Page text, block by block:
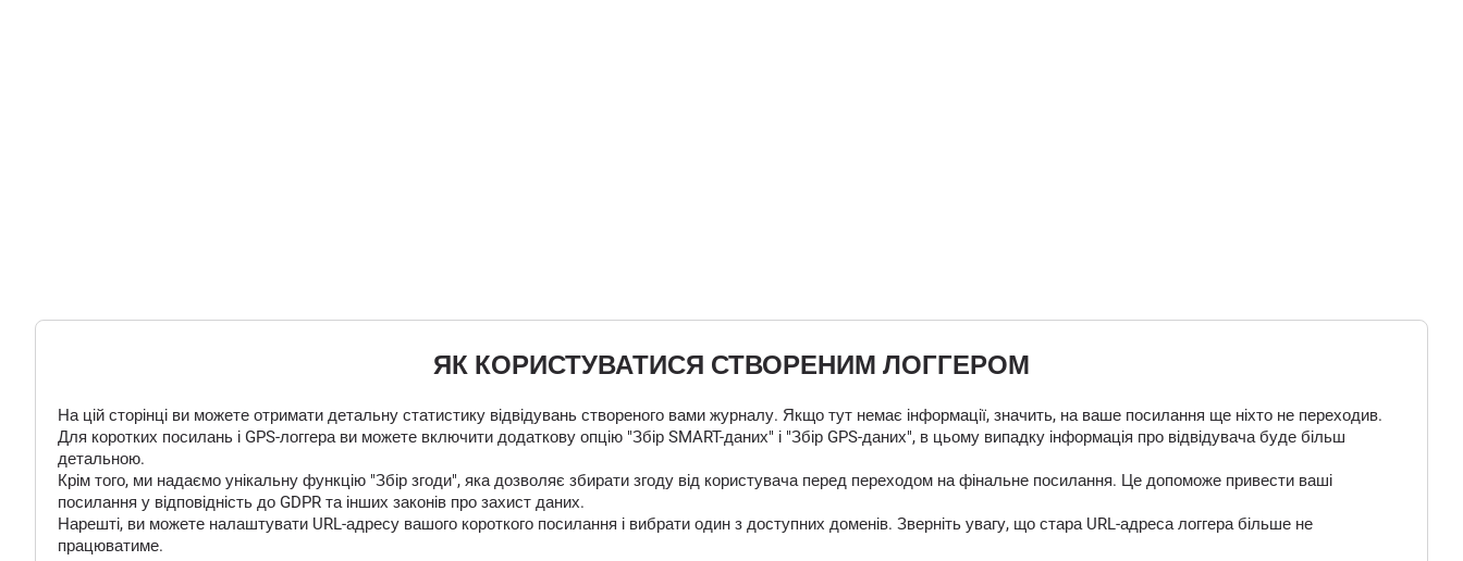
ЯК КОРИСТУВАТИСЯ СТВОРЕНИМ ЛОГГЕРОМ
На цій сторінці ви можете отримати детальну статистику відвідувань створеного вами журналу. Якщо тут немає інформації, значить, на ваше посилання ще ніхто не переходив.
Для коротких посилань і GPS-логгера ви можете включити додаткову опцію "Збір SMART-даних" і "Збір GPS-даних", в цьому випадку інформація про відвідувача буде більш
детальною.
Крім того, ми надаємо унікальну функцію "Збір згоди", яка дозволяє збирати згоду від користувача перед переходом на фінальне посилання. Це допоможе привести ваші
посилання у відповідність до GDPR та інших законів про захист даних.
Нарешті, ви можете налаштувати URL-адресу вашого короткого посилання і вибрати один з доступних доменів. Зверніть увагу, що стара URL-адреса логгера більше не
працюватиме.